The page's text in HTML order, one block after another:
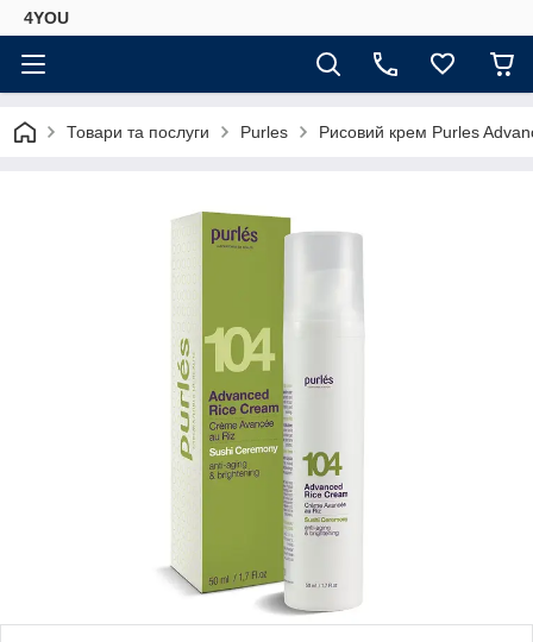
4YOU
Товари та послуги Purles Рисовий крем Purles